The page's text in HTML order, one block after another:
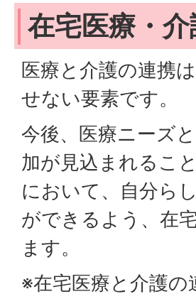
在宅医療・
医療と介護の連携
せない要素です。
今後、医療ニーズ
加が見込まれるこ
において、自分ら
ができるよう、在
ます。
※在宅医療と介護